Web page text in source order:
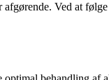
Ved at